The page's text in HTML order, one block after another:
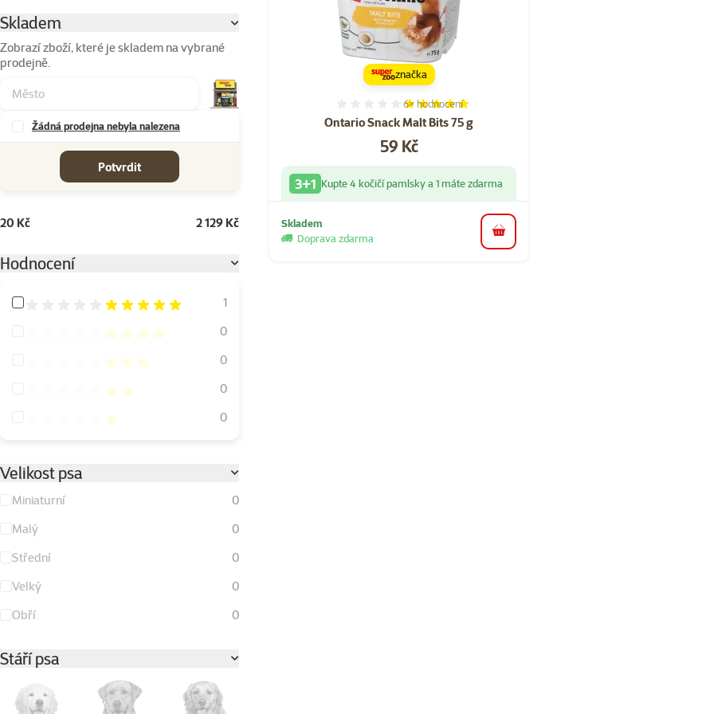
Parametrický filtr
Skladem
Zobrazí zboží, které je skladem na vybrané
prodejně.
Žádná prodejna nebyla nalezena
Potvrdit
20 Kč 2 129 Kč
Hodnocení
Hodnocení 100%
1
Hodnocení 80%
0
Hodnocení 60%
0
Hodnocení 40%
0
Hodnocení 20%
0
Velikost psa
Miniaturní
0
Malý
0
Střední
0
Velký
0
Obří
0
Stáří psa
Ontario Snack Malt Bits 75 g
Hodnocení 97%, počet hodnocení: 6
6× hodnocení
Cena
59 Kč
značka
3+1 Kupte 4 kočičí pamlsky a 1 máte zdarma
Skladem
Doprava zdarma
do košíku